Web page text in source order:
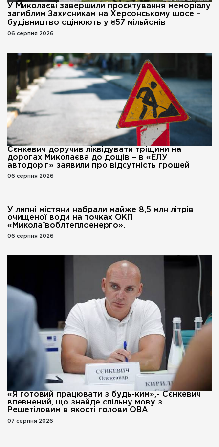
У Миколаєві завершили проєктування меморіалу
загиблим Захисникам на Херсонському шосе –
будівництво оцінюють у ₴57 мільйонів
06 серпня 2026
Сєнкевич доручив ліквідувати тріщини на
дорогах Миколаєва до дощів – в «ЕЛУ
автодоріг» заявили про відсутність грошей
06 серпня 2026
У липні містяни набрали майже 8,5 млн літрів
очищеної води на точках ОКП
«Миколаївоблтеплоенерго».
06 серпня 2026
«Я готовий працювати з будь-ким»,- Сєнкевич
впевнений, що знайде спільну мову з
Решетіловим в якості голови ОВА
07 серпня 2026